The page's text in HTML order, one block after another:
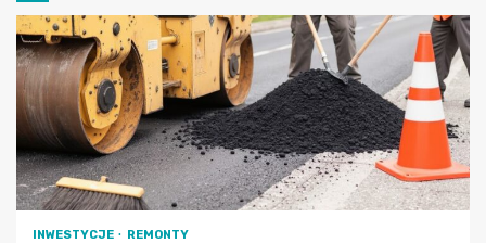
INWESTYCJE REMONTY